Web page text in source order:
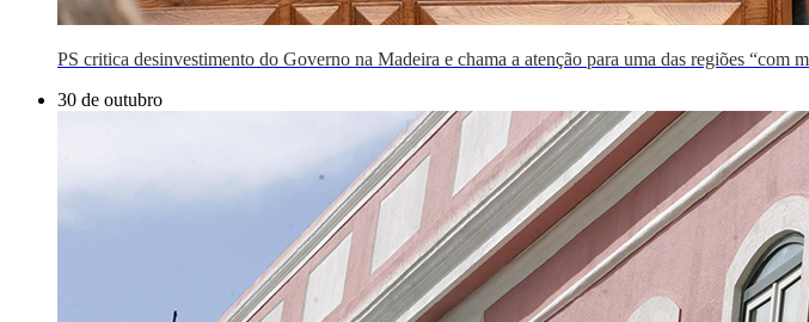
PS critica desinvestimento do Governo na Madeira e chama a atenção para uma das regiões “com
30 de outubro